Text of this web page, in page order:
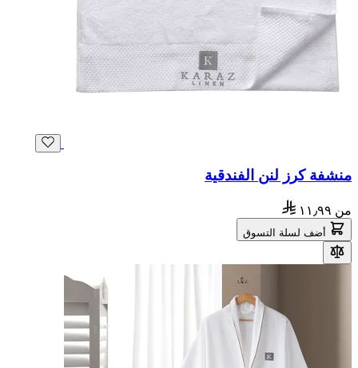
منشفة كرز لنن الفندقية
من ١١٫٩٩
أضف لسلة التسوق